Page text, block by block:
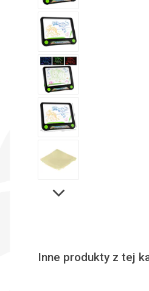
Inne produkty z tej